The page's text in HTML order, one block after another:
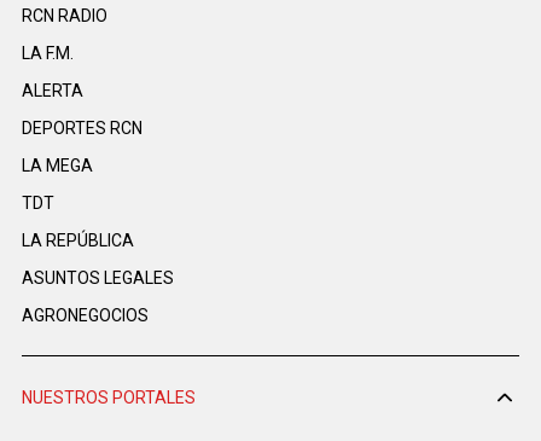
RCN RADIO
LA F.M.
ALERTA
DEPORTES RCN
LA MEGA
TDT
LA REPÚBLICA
ASUNTOS LEGALES
AGRONEGOCIOS
NUESTROS PORTALES